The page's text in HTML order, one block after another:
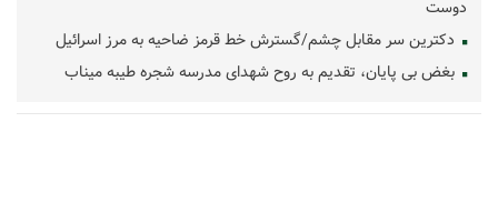
دوست
دکترین سر مقابل چشم/گسترش خط قرمز ضاحیه به مرز اسرائیل
بغض بی پایان، تقدیم به روح شهدای مدرسه شجره طیبه میناب